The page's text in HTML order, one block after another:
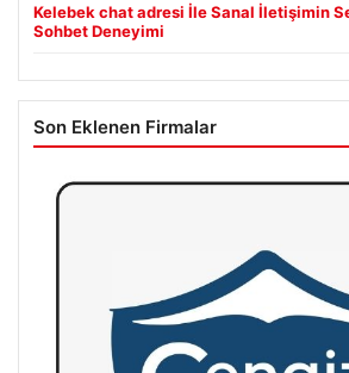
Kelebek chat adresi İle Sanal İletişimin
Sohbet Deneyimi
Son Eklenen Firmalar